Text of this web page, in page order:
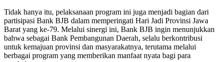
Tidak hanya itu, pelaksanaan program ini juga menjadi bagian dari
partisipasi Bank BJB dalam memperingati Hari Jadi Provinsi Jawa
Barat yang ke-79. Melalui sinergi ini, Bank BJB ingin menunjukkan
bahwa sebagai Bank Pembangunan Daerah, selalu berkontribusi
untuk kemajuan provinsi dan masyarakatnya, terutama melalui
berbagai program yang memberikan manfaat nyata bagi para